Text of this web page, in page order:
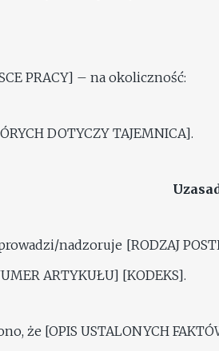
PRACY] – na okoliczność:
DOTYCZY TAJEMNICA].
nadzoruje [RODZAJ
ARTYKUŁU] [KODEKS].
że [OPIS USTALONYCH